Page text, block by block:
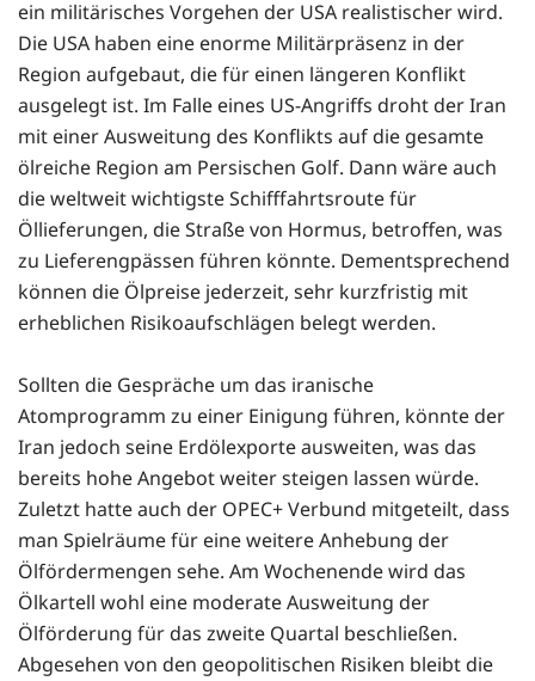
ein militärisches Vorgehen der USA realistischer wird.
Die USA haben eine enorme Militärpräsenz in der
Region aufgebaut, die für einen längeren Konflikt
ausgelegt ist. Im Falle eines US-Angriffs droht der Iran
mit einer Ausweitung des Konflikts auf die gesamte
ölreiche Region am Persischen Golf. Dann wäre auch
die weltweit wichtigste Schifffahrtsroute für
Öllieferungen, die Straße von Hormus, betroffen, was
zu Lieferengpässen führen könnte. Dementsprechend
können die Ölpreise jederzeit, sehr kurzfristig mit
erheblichen Risikoaufschlägen belegt werden.
Sollten die Gespräche um das iranische
Atomprogramm zu einer Einigung führen, könnte der
Iran jedoch seine Erdölexporte ausweiten, was das
bereits hohe Angebot weiter steigen lassen würde.
Zuletzt hatte auch der OPEC+ Verbund mitgeteilt, dass
man Spielräume für eine weitere Anhebung der
Ölfördermengen sehe. Am Wochenende wird das
Ölkartell wohl eine moderate Ausweitung der
Ölförderung für das zweite Quartal beschließen.
Abgesehen von den geopolitischen Risiken bleibt die